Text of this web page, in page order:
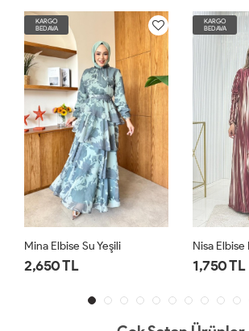
KARGO
BEDAVA
Mina Elbise Su Yeşili
2,650 TL
KARGO
BEDAVA
Nisa Elbise
1,750 TL